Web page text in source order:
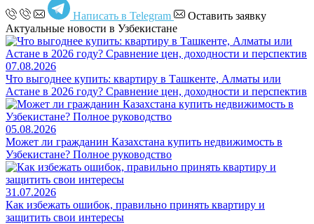
Написать в Telegram
Оставить заявку
Актуальные новости в Узбекистане
07.08.2026
Что выгоднее купить: квартиру в Ташкенте, Алматы или
Астане в 2026 году? Сравнение цен, доходности и перспектив
05.08.2026
Может ли гражданин Казахстана купить недвижимость в
Узбекистане? Полное руководство
31.07.2026
Как избежать ошибок, правильно принять квартиру и
защитить свои интересы